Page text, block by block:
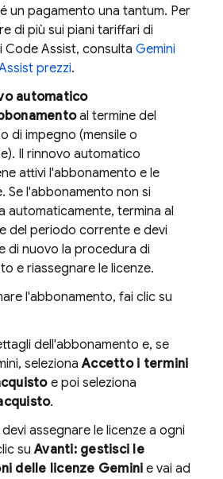
un pagamento una tantum. Per
di più sui piani tariffari di
Code Assist, consulta Gemini
prezzi.
automatico
al termine del
di impegno (mensile o
Il rinnovo automatico
attivi l'abbonamento e le
Se l'abbonamento non si
automaticamente, termina al
del periodo corrente e devi
di nuovo la procedura di
e riassegnare le licenze.
l'abbonamento, fai clic su
dell'abbonamento e, se
selezionaAccetto i termini
e poi seleziona
.
assegnare le licenze a ogni
suAvanti: gestisci le
delle licenze Gemini e vai ad